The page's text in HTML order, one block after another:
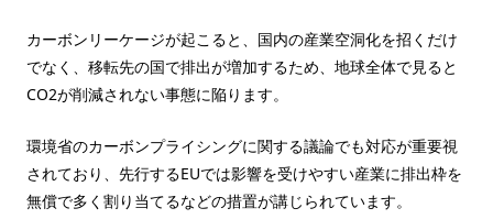
カーボンリーケージが起こると、国内の産業空洞化を招くだけ
でなく、移転先の国で排出が増加するため、地球全体で見ると
CO2が削減されない事態に陥ります。
環境省のカーボンプライシングに関する議論でも対応が重要視
されており、先行するEUでは影響を受けやすい産業に排出枠を
無償で多く割り当てるなどの措置が講じられています。